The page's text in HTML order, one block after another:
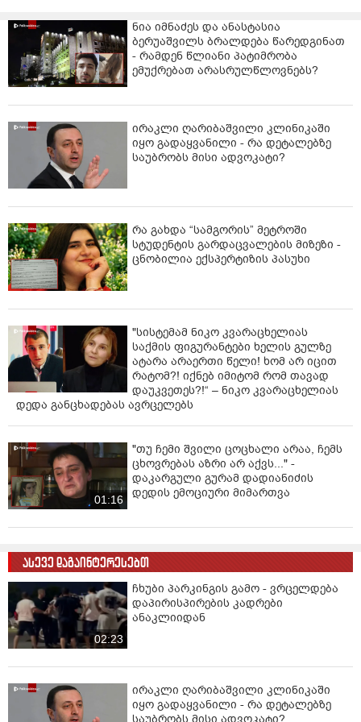
ნია იმნაძეს და ანასტასია
ბერუაშვილს ბრალდება წარედგინათ
- რამდენ წლიანი პატიმრობა
ემუქრებათ არასრულწლოვნებს?
ირაკლი ღარიბაშვილი კლინიკაში
იყო გადაყვანილი - რა დეტალებზე
საუბრობს მისი ადვოკატი?
რა გახდა “სამგორის” მეტროში
სტუდენტის გარდაცვალების მიზეზი -
ცნობილია ექსპერტიზის პასუხი
"სისტემამ ნიკო კვარაცხელიას
საქმის ფიგურანტები ხელის გულზე
ატარა არაერთი წელი! ხომ არ იცით
რატომ?! იქნებ იმიტომ რომ თავად
დაუკვეთეს?!“ – ნიკო კვარაცხელიას
დედა განცხადებას ავრცელებს
01:16
"თუ ჩემი შვილი ცოცხალი არაა, ჩემს
ცხოვრებას აზრი არ აქვს..." -
დაკარგული გურამ დადიანიძის
დედის ემოციური მიმართვა
ასევე დაგაინტერესებთ
02:23
ჩხუბი პარკინგის გამო - ვრცელდება
დაპირისპირების კადრები
ანაკლიიდან
ირაკლი ღარიბაშვილი კლინიკაში
იყო გადაყვანილი - რა დეტალებზე